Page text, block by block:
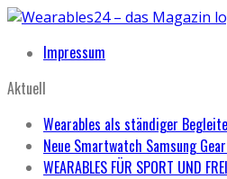
Impressum
Aktuell
Wearables als ständiger
Neue Smartwatch Samsung
WEARABLES FÜR SPORT UND